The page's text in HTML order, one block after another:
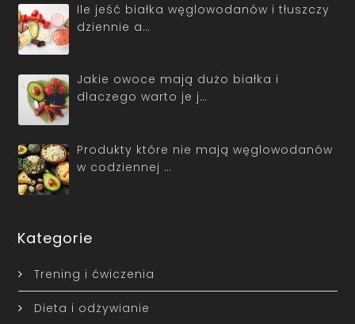
Ile jeść białka węglowodanów i tłuszczy
dziennie a…
Jakie owoce mają dużo białka i
dlaczego warto je j…
Produkty które nie mają węglowodanów
w codziennej …
Kategorie
Trening i ćwiczenia
Dieta i odżywianie